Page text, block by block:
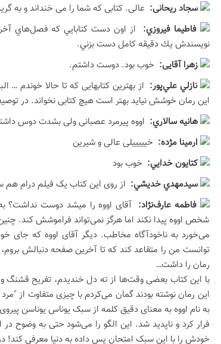
سجاد ریحانی: عالی. کتابی که شما را می خنداند و به
فاطيما فيروزي: از اون دست كتابايي كه فصل‌هاي
نويسندش يك دقيقه كامل دست بزني.
زهرا آقایی: خوب بود. دوست داشتم.
نازلي علي‌پور: از بهترین کتابهایی که تا حالا
این رمان خوشش نیاید بهتر است هیچ کتابی نخواند. در
هانيه سالاري: اووه پیرمرد عصبانی ولی بشدت دوس
ارمینا مژده: خیییییلی عالی و شیرین
کتايون خدايي: خوب بود
سيدمهدي خديشي: از روی این کتاب یک فیلم درام هم
فاطمه عارف‌نژاد:آقای اووه را میشد دوست نداشت؟
شخص اووه پیدا نکند اما هرگز نمی‌تواند فراموشش کند.
می‌خورد به ناخودآگاه مخاطب. دیگر آقای اووه که
توانست من را متقاعد کند که تا آخرین صفحه دنبالش
رمان را داشت…
با این کتاب بعضی وقت‌ها از ته دل خندیدم، تفریح قشنگ و
این رمان نوشته بودند گمان می‌کردم با چیزی متفاوت از
به نام اووه به معنای دقیق کلمه از سبک یوناس یوناسن
فرار کرد و ناپدید شد. این الگو را می‌شود حتی به وضوح
خودش را با این سبک امتحان پس داده به دنیا معرفی کند!